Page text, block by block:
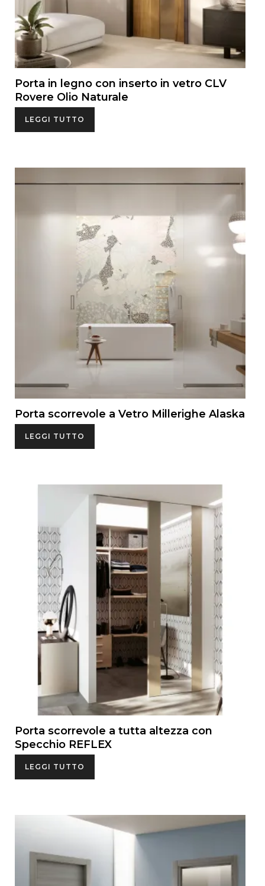
Porta in legno con inserto in vetro CLV
Rovere Olio Naturale
LEGGI TUTTO
Porta scorrevole a Vetro Millerighe Alaska
LEGGI TUTTO
Porta scorrevole a tutta altezza con
Specchio REFLEX
LEGGI TUTTO